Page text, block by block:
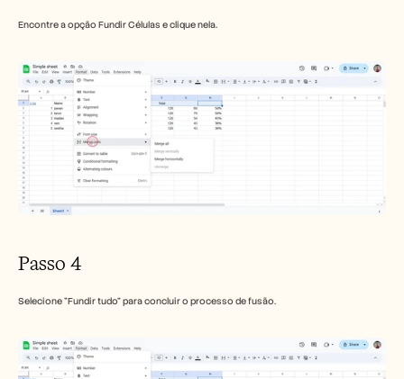
Encontre a opção Fundir Células e clique nela.
Passo 4
Selecione "Fundir tudo" para concluir o processo de fusão.